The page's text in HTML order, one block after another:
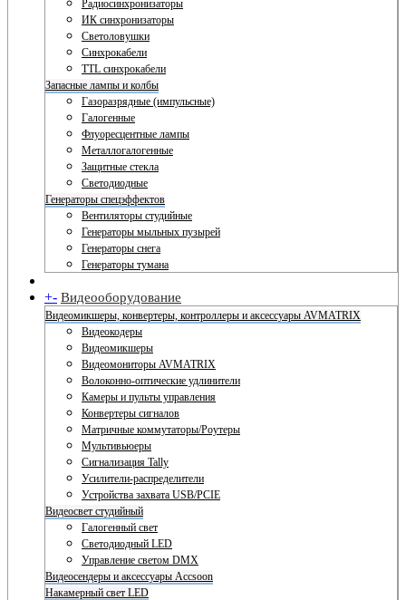
Радиосинхронизаторы
ИК синхронизаторы
Светоловушки
Синхрокабели
TTL синхрокабели
Запасные лампы и колбы
Газоразрядные (импульсные)
Галогенные
Флуоресцентные лампы
Металлогалогенные
Защитные стекла
Светодиодные
Генераторы спецэффектов
Вентиляторы студийные
Генераторы мыльных пузырей
Генераторы снега
Генераторы тумана
+- Видеооборудование
Видеомикшеры, конвертеры, контроллеры и аксессуары AVMATRIX
Видеокодеры
Видеомикшеры
Видеомониторы AVMATRIX
Волоконно-оптические удлинители
Камеры и пульты управления
Конвертеры сигналов
Матричные коммутаторы/Роутеры
Мультивьюеры
Сигнализация Tally
Усилители-распределители
Устройства захвата USB/PCIE
Видеосвет студийный
Галогенный свет
Светодиодный LED
Управление светом DMX
Видеосендеры и аксессуары Accsoon
Накамерный свет LED